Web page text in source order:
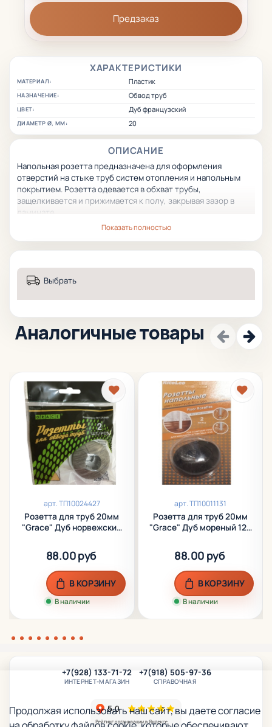
ХАРАКТЕРИСТИКИ
МАТЕРИАЛ: Пластик
НАЗНАЧЕНИЕ: Обвод труб
ЦВЕТ: Дуб французский
ДИАМЕТР Ø, ММ: 20
ОПИСАНИЕ
Напольная розетта предназначена для оформления
отверстий на стыке труб систем отопления и напольным
покрытием. Розетта одевается в обхват трубы,
защелкивается и прижимается к полу, закрывая зазор в
ламинате.
Показать полностью
Предзаказ
Выбрать
Аналогичные товары
арт.ТП10024427
Розетта для труб 20мм
"Grace" Дуб норвежский
88.00 руб
В наличии
В КОРЗИНУ
арт.ТП10011131
Розетта для труб 20мм
"Grace" Дуб мореный 122
88.00 руб
В наличии
В КОРЗИНУ
+7(928) 133-71-72
ИНТЕРНЕТ-МАГАЗИН
+7(918) 505-97-36
СПРАВОЧНАЯ
Продолжая использовать наш сайт, вы даете согласие